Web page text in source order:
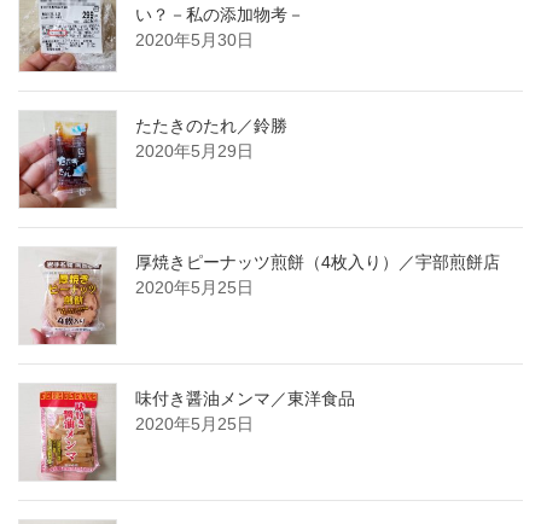
い？－私の添加物考－
2020年5月30日
たたきのたれ／鈴勝
2020年5月29日
厚焼きピーナッツ煎餅（4枚入り）／宇部煎餅店
2020年5月25日
味付き醤油メンマ／東洋食品
2020年5月25日